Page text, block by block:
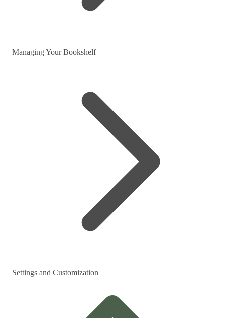
Managing Your Bookshelf
Settings and Customization